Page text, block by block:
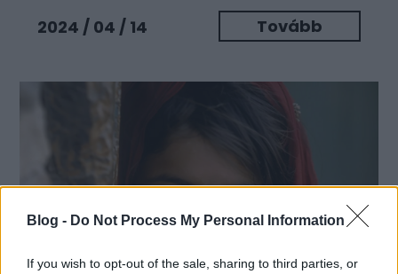
Blog - Do Not Process My Personal Information
If you wish to opt-out of the sale, sharing to third parties, or
2024 / 04 / 14 Tovább